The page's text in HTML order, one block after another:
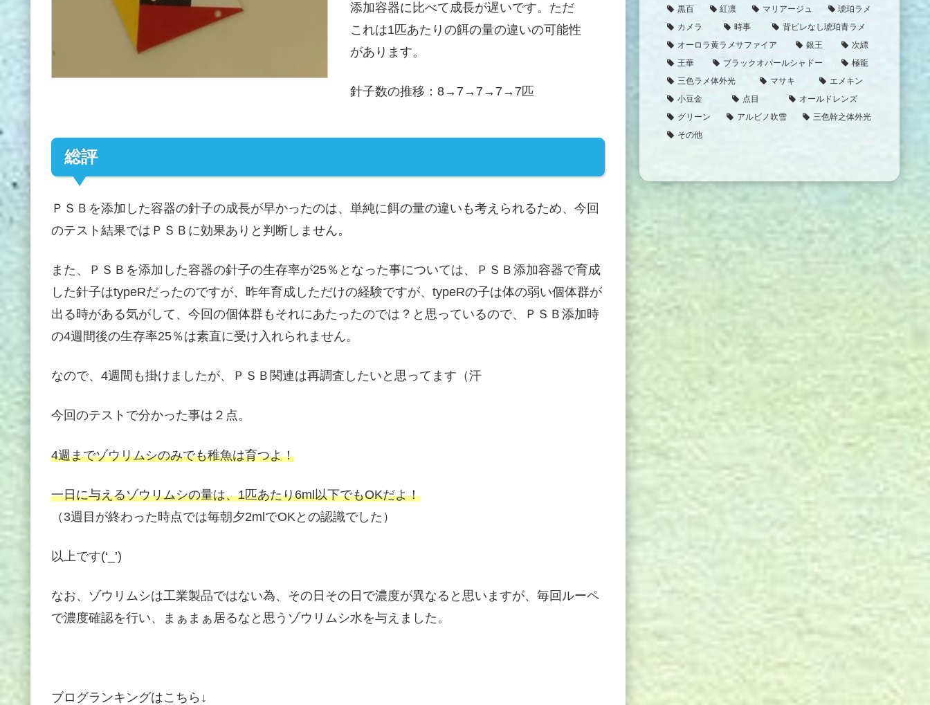
添加容器に比べて成長が遅いです。ただ
これは1匹あたりの餌の量の違いの可能性
があります。
針子数の推移：8→7→7→7→7匹
総評
ＰＳＢを添加した容器の針子の成長が早かったのは、単純に餌の量の違いも考えられるため、今回
のテスト結果ではＰＳＢに効果ありと判断しません。
また、ＰＳＢを添加した容器の針子の生存率が25％となった事については、ＰＳＢ添加容器で育成
した針子はtypeRだったのですが、昨年育成しただけの経験ですが、typeRの子は体の弱い個体群が
出る時がある気がして、今回の個体群もそれにあたったのでは？と思っているので、ＰＳＢ添加時
の4週間後の生存率25％は素直に受け入れられません。
なので、4週間も掛けましたが、ＰＳＢ関連は再調査したいと思ってます（汗
今回のテストで分かった事は２点。
4週までゾウリムシのみでも稚魚は育つよ！
一日に与えるゾウリムシの量は、1匹あたり6ml以下でもOKだよ！
（3週目が終わった時点では毎朝夕2mlでOKとの認識でした）
以上です(‘_’)
なお、ゾウリムシは工業製品ではない為、その日その日で濃度が異なると思いますが、毎回ルーペ
で濃度確認を行い、まぁまぁ居るなと思うゾウリムシ水を与えました。
ブログランキングはこちら↓
黒百
紅凛 マリアージュ
琥珀ラメ
カメラ
時事
背ビレなし琥珀青ラメ
オーロラ黄ラメサファイア
銀王
次縹
王華
ブラックオパールシャドー
極龍
三色ラメ体外光
マサキ
エメキン
小豆金
点目
オールドレンズ
グリーン
アルビノ吹雪
三色幹之体外光
その他